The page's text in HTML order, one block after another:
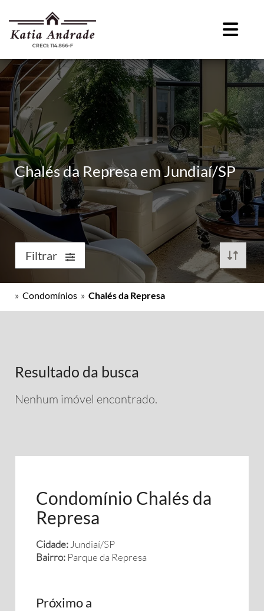
Chalés da Represa em Jundiaí/SP
Filtrar
» Condomínios » Chalés da Represa
Resultado da busca
Nenhum imóvel encontrado.
Condomínio Chalés da
Represa
Cidade: Jundiaí/SP
Bairro: Parque da Represa
Próximo a